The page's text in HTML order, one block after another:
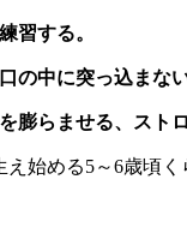
習する。
の中に突っ込まな
膨らませる、スト
始める5～6歳頃